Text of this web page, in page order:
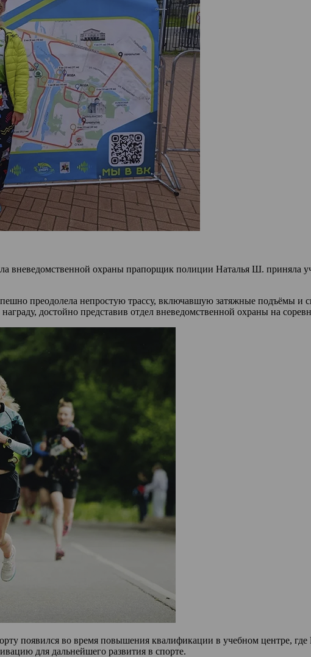
вневедомственной охраны прапорщик полиции Наталья Ш. приняла
преодолела непростую трассу, включавшую затяжные подъёмы и
достойно представив отдел вневедомственной охраны на
появился во время повышения квалификации в учебном центре,
для дальнейшего развития в спорте.